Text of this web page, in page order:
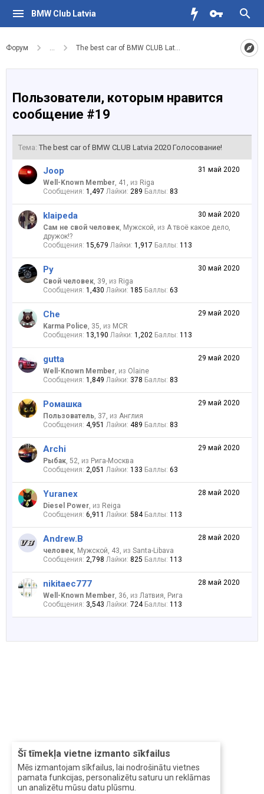
BMW Club Latvia
Форум ... The best car of BMW CLUB Latvia 2020 Голосование!
Šī tīmekļa vietne izmanto sīkfailus
Mēs izmantojam sīkfailus, lai nodrošinātu vietnes
pamata funkcijas, personalizētu saturu un reklāmas
un analizētu mūsu datu plūsmu.
Пользователи, которым нравится
сообщение #19
Тема: The best car of BMW CLUB Latvia 2020 Голосование!
31 май 2020
Joop
Well-Known Member, 41, из Riga
Сообщения: 1,497 Лайки: 289 Баллы: 83
30 май 2020
klaipeda
Сам не свой человек, Мужской, из А твоё какое дело,
дружок!?
Сообщения: 15,679 Лайки: 1,917 Баллы: 113
30 май 2020
Ру
Свой человек, 39, из Riga
Сообщения: 1,430 Лайки: 185 Баллы: 63
29 май 2020
Che
Karma Police, 35, из MCR
Сообщения: 13,190 Лайки: 1,202 Баллы: 113
29 май 2020
gutta
Well-Known Member, из Olaine
Сообщения: 1,849 Лайки: 378 Баллы: 83
29 май 2020
Ромашка
Пользователь, 37, из Англия
Сообщения: 4,951 Лайки: 489 Баллы: 83
29 май 2020
Archi
Рыбак, 52, из Рига-Москва
Сообщения: 2,051 Лайки: 133 Баллы: 63
28 май 2020
Yuranex
Diesel Power, из Reiga
Сообщения: 6,911 Лайки: 584 Баллы: 113
28 май 2020
Andrew.B
человек, Мужской, 43, из Santa-Libava
Сообщения: 2,798 Лайки: 825 Баллы: 113
28 май 2020
nikitaec777
Well-Known Member, 36, из Латвия, Рига
Сообщения: 3,543 Лайки: 724 Баллы: 113